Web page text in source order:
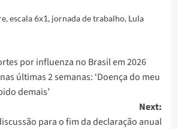
,escala 6x1, jornada de trabalho, Lula
por influenza no Brasil em 2026
últimas 2 semanas: ‘Doença do meu
demais’
Next:
para o fim da declaração anual